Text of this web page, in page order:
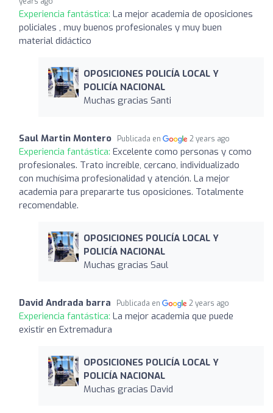
Experiencia fantástica: La mejor academia de oposiciones
policiales , muy buenos profesionales y muy buen
material didáctico
OPOSICIONES POLICÍA LOCAL Y
POLICÍA NACIONAL
Muchas gracias Santi
Saul Martin Montero Publicada en 2 years ago
Experiencia fantástica: Excelente como personas y como
profesionales. Trato increíble, cercano, individualizado
con muchísima profesionalidad y atención. La mejor
academia para prepararte tus oposiciones. Totalmente
recomendable.
OPOSICIONES POLICÍA LOCAL Y
POLICÍA NACIONAL
Muchas gracias Saul
David Andrada barra Publicada en 2 years ago
Experiencia fantástica: La mejor academia que puede
existir en Extremadura
OPOSICIONES POLICÍA LOCAL Y
POLICÍA NACIONAL
Muchas gracias David